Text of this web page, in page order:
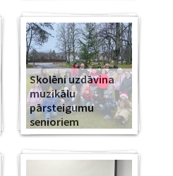
Skolēni uzdāvina
muzikālu
pārsteigumu
senioriem